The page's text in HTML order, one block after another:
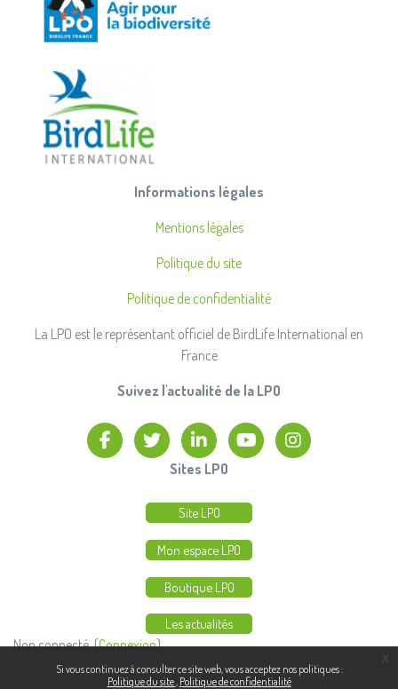
Si vous continuez à consulter ce site web, vous acceptez nos politiques :
Politique du site Politique de confidentialité
Informations légales
Mentions légales
Politique du site
Politique de confidentialité
La LPO est le représentant officiel de BirdLife International en
France
Suivez l'actualité de la LPO
Facebook twitter linkedin Youtube Instagram
Sites LPO
Site LPO
Mon espace LPO
Boutique LPO
Les actualités
Non connecté. (Connexion)